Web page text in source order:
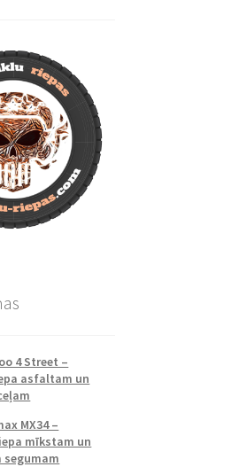
4 Street –
asfaltam un
MX34 –
mīkstam un